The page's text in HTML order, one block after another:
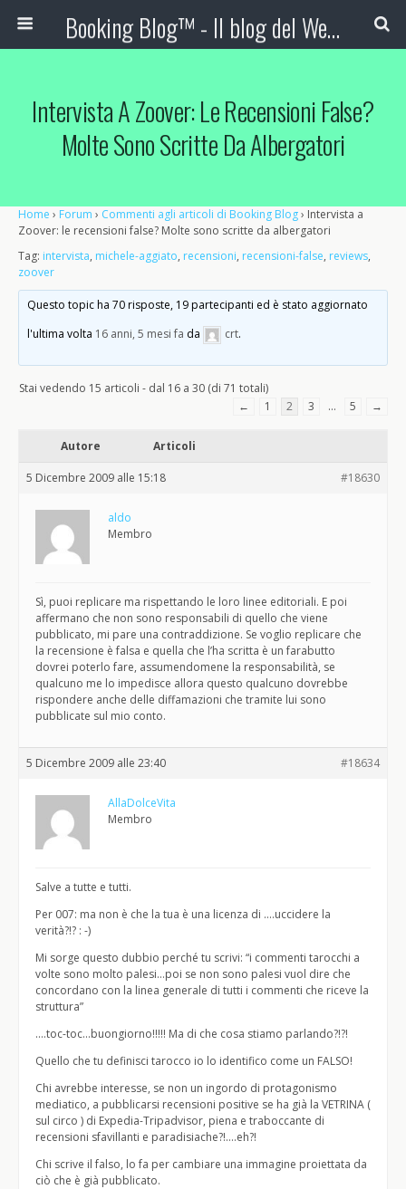
Booking Blog™ - Il blog del Web Marketing Turistico
Intervista A Zoover: Le Recensioni False?
Molte Sono Scritte Da Albergatori
Home › Forum › Commenti agli articoli di Booking Blog› Intervista a
Zoover: le recensioni false? Molte sono scritte da albergatori
Tag: intervista, michele-aggiato, recensioni, recensioni-false, reviews,
zoover
Questo topic ha 70 risposte, 19 partecipanti ed è stato aggiornato
l'ultima volta 16 anni, 5 mesi fa da crt.
Stai vedendo 15 articoli - dal 16 a 30 (di 71 totali)
←
1 2 3 … 5 →
Autore Articoli
5 Dicembre 2009 alle 15:18 #18630
aldo
Membro
Sì, puoi replicare ma rispettando le loro linee editoriali. E poi
affermano che non sono responsabili di quello che viene
pubblicato, mi pare una contraddizione. Se voglio replicare che
la recensione è falsa e quella che l’ha scritta è un farabutto
dovrei poterlo fare, assumendomene la responsabilità, se
qualcuno me lo impedisce allora questo qualcuno dovrebbe
rispondere anche delle diffamazioni che tramite lui sono
pubblicate sul mio conto.
5 Dicembre 2009 alle 23:40 #18634
AllaDolceVita
Membro
Salve a tutte e tutti.
Per 007: ma non è che la tua è una licenza di ….uccidere la
verità?!? : -)
Mi sorge questo dubbio perché tu scrivi: “i commenti tarocchi a
volte sono molto palesi…poi se non sono palesi vuol dire che
concordano con la linea generale di tutti i commenti che riceve la
struttura”
….toc-toc…buongiorno!!!!! Ma di che cosa stiamo parlando?!?!
Quello che tu definisci tarocco io lo identifico come un FALSO!
Chi avrebbe interesse, se non un ingordo di protagonismo
mediatico, a pubblicarsi recensioni positive se ha già la VETRINA (
sul circo ) di Expedia-Tripadvisor, piena e traboccante di
recensioni sfavillanti e paradisiache?!….eh?!
Chi scrive il falso, lo fa per cambiare una immagine proiettata da
ciò che è già pubblicato.